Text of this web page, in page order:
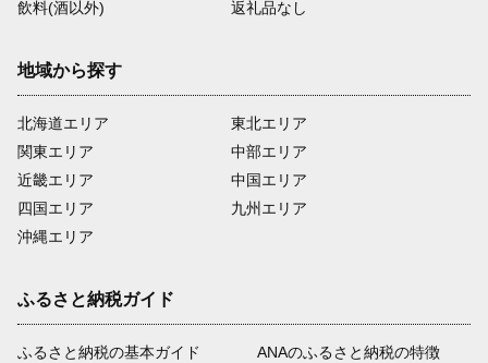
飲料(酒以外)
返礼品なし
地域から探す
北海道エリア
関東エリア
近畿エリア
四国エリア
沖縄エリア
東北エリア
中部エリア
中国エリア
九州エリア
ふるさと納税ガイド
ふるさと納税の基本ガイド
ANAのふるさと納税の特徴